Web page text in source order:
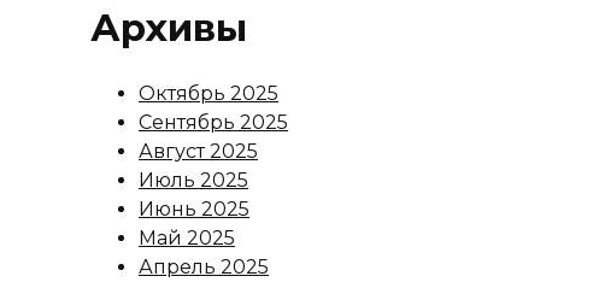
Архивы
Октябрь 2025
Сентябрь 2025
Август 2025
Июль 2025
Июнь 2025
Май 2025
Апрель 2025